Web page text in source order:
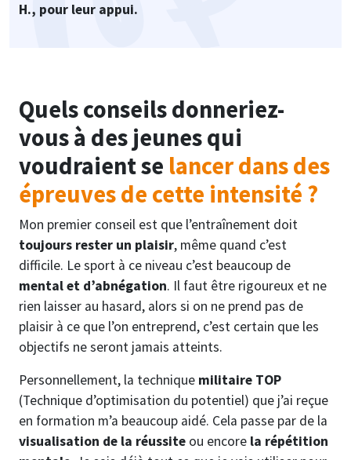
H., pour leur appui.
Quels conseils donneriez-
vous à des jeunes qui
voudraient se lancer dans des
épreuves de cette intensité ?
Mon premier conseil est que l’entraînement doit
toujours rester un plaisir, même quand c’est
difficile. Le sport à ce niveau c’est beaucoup de
mental et d’abnégation. Il faut être rigoureux et ne
rien laisser au hasard, alors si on ne prend pas de
plaisir à ce que l’on entreprend, c’est certain que les
objectifs ne seront jamais atteints.
Personnellement, la technique militaire TOP
(Technique d’optimisation du potentiel) que j’ai reçue
en formation m’a beaucoup aidé. Cela passe par de la
visualisation de la réussite ou encore la répétition